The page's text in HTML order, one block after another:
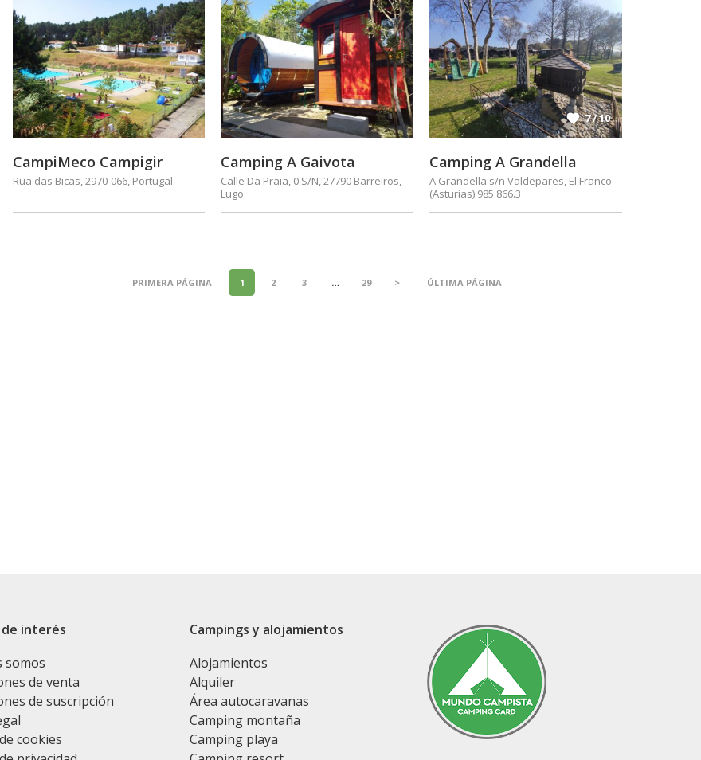
CampiMeco Campigir
Rua das Bicas, 2970-066, Portugal
Camping A Gaivota
Calle Da Praia, 0 S/N, 27790 Barreiros,
Lugo
7 / 10
Camping A Grandella
A Grandella s/n Valdepares, El Franco
(Asturias) 985.866.3
PRIMERA PÁGINA 1 2 3 … 29 > ÚLTIMA PÁGINA
de interés
somos
de venta
de suscripción
cookies
Campings y alojamientos
Alojamientos
Alquiler
Área autocaravanas
Camping montaña
Camping playa